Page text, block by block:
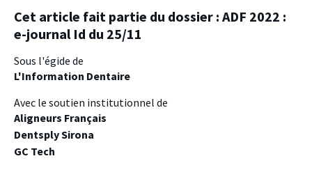
Cet article fait partie du dossier : ADF 2022 :
e-journal Id du 25/11
Sous l'égide de
L'Information Dentaire
Avec le soutien institutionnel de
Aligneurs Français
Dentsply Sirona
GC Tech